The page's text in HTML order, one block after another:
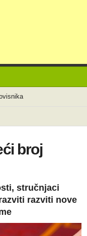
broj
stručnjaci
razviti nove